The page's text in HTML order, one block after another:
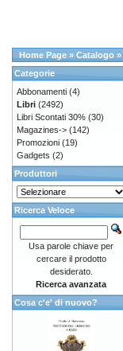
Home Page » Catalogo »
Categorie
Abbonamenti (4)
Libri (2492)
Libri Scontati 30% (30)
Magazines-> (142)
Promozioni (19)
Gadgets (2)
Produttori
Ricerca Veloce
Usa parole chiave per
cercare il prodotto
desiderato.
Ricerca avanzata
Cosa c'e' di nuovo?